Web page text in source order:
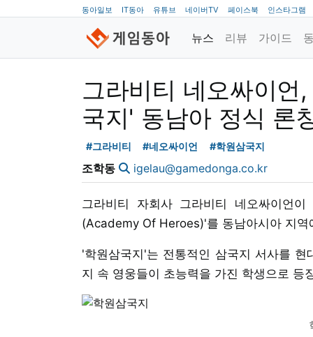
동아일보 IT동아 유튜브 네이버TV 페이스북 인스타그램
뉴스 리뷰 가이드
그라비티 네오싸이언
국지' 동남아 정식 론
#그라비티 #네오싸이언 #학원삼국지
조학동 igelau@gamedonga.co.kr
그라비티 자회사 그라비티 네오싸이언
(Academy Of Heroes)'를 동남아시아 지역
'학원삼국지'는 전통적인 삼국지 서사를
지 속 영웅들이 초능력을 가진 학생으로 등